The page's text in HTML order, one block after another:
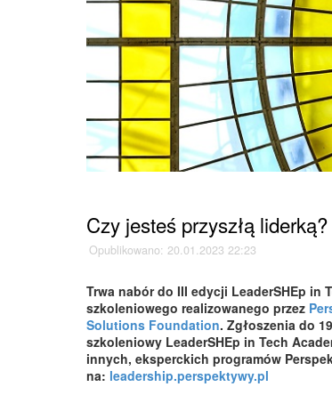
Czy jesteś przyszłą
Opublikowano: 20.01.2023 22:23
Trwa nabór do III edycji LeaderSHEp in
szkoleniowego realizowanego przez
Solutions Foundation. Zgłoszenia do
szkoleniowy LeaderSHEp in Tech
innych, eksperckich programów
na: leadership.perspektywy.pl